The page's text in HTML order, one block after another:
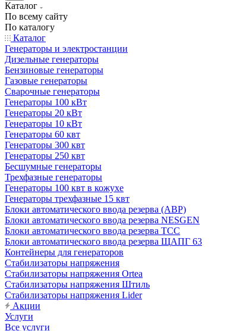
Каталог
По всему сайту
По каталогу
Каталог
Генераторы и электростанции
Дизельные генераторы
Бензиновые генераторы
Газовые генераторы
Сварочные генераторы
Генераторы 100 кВт
Генераторы 20 кВт
Генераторы 10 кВт
Генераторы 60 квт
Генераторы 300 квт
Генераторы 250 квт
Бесшумные генераторы
Трехфазные генераторы
Генераторы 100 квт в кожухе
Генераторы трехфазные 15 квт
Блоки автоматического ввода резерва (АВР)
Блоки автоматического ввода резерва NESGEN
Блоки автоматического ввода резерва ТСС
Блоки автоматического ввода резерва ЩАПГ 63
Контейнеры для генераторов
Стабилизаторы напряжения
Стабилизаторы напряжения Ortea
Стабилизаторы напряжения Штиль
Стабилизаторы напряжения Lider
Акции
Услуги
Все услуги